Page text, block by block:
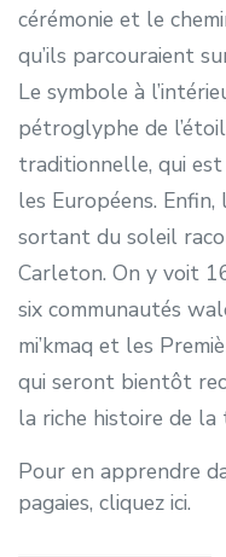
cérémonie et le
qu’ils parcouraient
Le symbole à
pétroglyphe de
traditionnelle, qui
les Européens.
sortant du soleil
Carleton. On y voit
six communautés
mi’kmaq et les
qui seront bientôt
la riche histoire de la
Pour en apprendre
pagaies, cliquez ici.